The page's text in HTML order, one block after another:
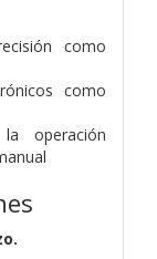
como
como
operación